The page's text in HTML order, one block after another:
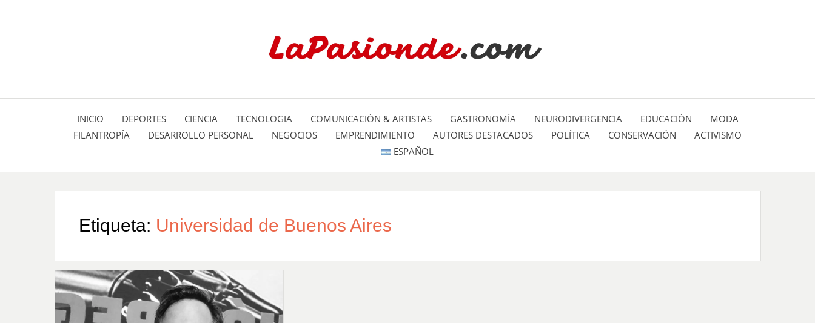
LA PASIÓN DE:
INICIO DEPORTES CIENCIA TECNOLOGIA COMUNICACIÓN & ARTISTAS GASTRONOMÍA NEURODIVERGENCIA EDUCACIÓN
MODA
FILANTROPÍA
DESARROLLO PERSONAL NEGOCIOS EMPRENDIMIENTO AUTORES DESTACADOS POLÍTICA CONSERVACIÓN
ACTIVISMO
ESPAÑOL
Etiqueta: Universidad de Buenos Aires